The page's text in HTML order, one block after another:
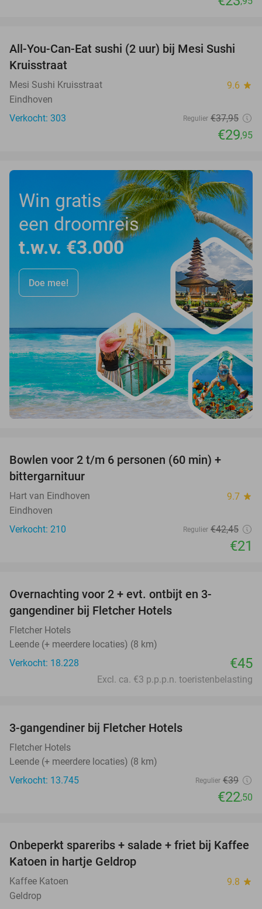
21%
All-You-Can-Eat sushi (2 uur) bij Mesi Sushi
Kruisstraat
Mesi Sushi Kruisstraat 9.6 star
Eindhoven
Verkocht: 303
Regulier €37,95
€29,95
Win gratis
een droomreis
t.w.v. €3.000
Doe mee!
Bowlen voor 2 t/m 6 personen (60 min) +
bittergarnituur
Hart van Eindhoven 9.7 star
Eindhoven
Verkocht: 210
Regulier €42,45
€21
Overnachting voor 2 + evt. ontbijt en 3-
gangendiner bij Fletcher Hotels
Fletcher Hotels
Leende (+ meerdere locaties) (8 km)
Verkocht: 18.228
€45
Excl. ca. €3 p.p.p.n. toeristenbelasting
3-gangendiner bij Fletcher Hotels
Fletcher Hotels
Leende (+ meerdere locaties) (8 km)
Verkocht: 13.745
Regulier €39
€22,50
27%
Onbeperkt spareribs + salade + friet bij Kaffee
Katoen in hartje Geldrop
Kaffee Katoen 9.8 star
Geldrop